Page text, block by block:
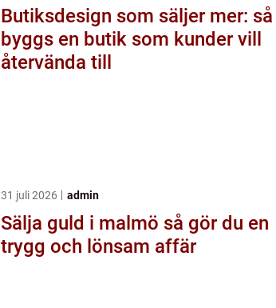
Butiksdesign som säljer mer: så
byggs en butik som kunder vill
återvända till
31 juli 2026 admin
Sälja guld i malmö så gör du en
trygg och lönsam affär